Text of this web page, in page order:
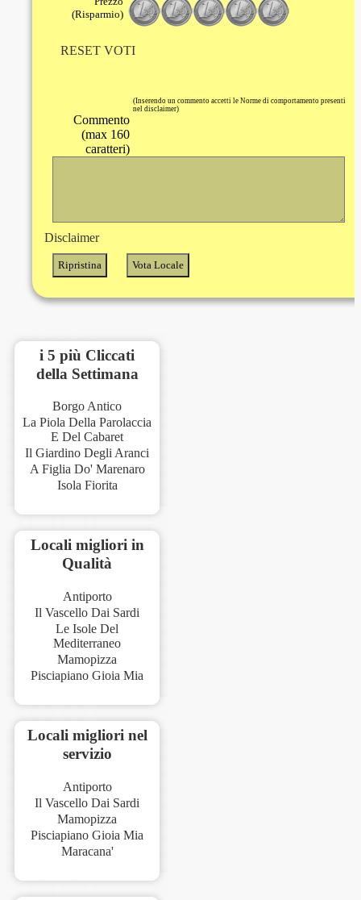
(Risparmio)
RESET VOTI
(Inserendo un commento accetti le Norme di comportamento presenti
nel disclaimer)
Commento
(max 160
caratteri)
Disclaimer
i 5 più Cliccati
della Settimana
Borgo Antico
La Piola Della Parolaccia
E Del Cabaret
Il Giardino Degli Aranci
A Figlia Do' Marenaro
Isola Fiorita
Locali migliori in
Qualità
Antiporto
Il Vascello Dai Sardi
Le Isole Del
Mediterraneo
Mamopizza
Pisciapiano Gioia Mia
Locali migliori nel
servizio
Antiporto
Il Vascello Dai Sardi
Mamopizza
Pisciapiano Gioia Mia
Maracana'